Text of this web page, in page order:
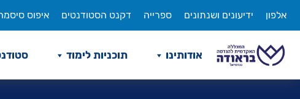
לתוכן
אלפון ידיעונים ושנתונים ספרייה דקנט הסטודנטים איפוס
אודותינו תוכניות לימוד